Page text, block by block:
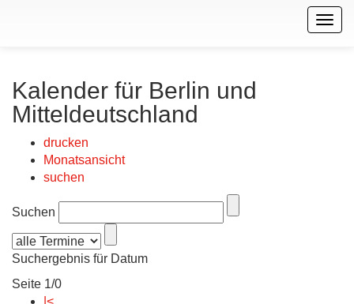
Kalender für Berlin und
Mitteldeutschland
drucken
Monatsansicht
suchen
Suchen
Suchergebnis für Datum
Seite 1/0
|<